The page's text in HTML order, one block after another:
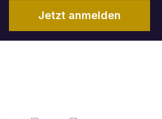
Jetzt anmelden